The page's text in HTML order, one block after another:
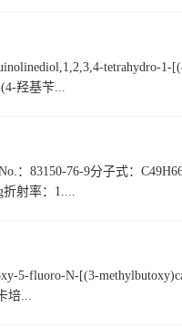
tetrahydro-1-
羟基苄...
：83150-76-9分子式：
折射率：1....
5-fluoro-N-[(3-
培...